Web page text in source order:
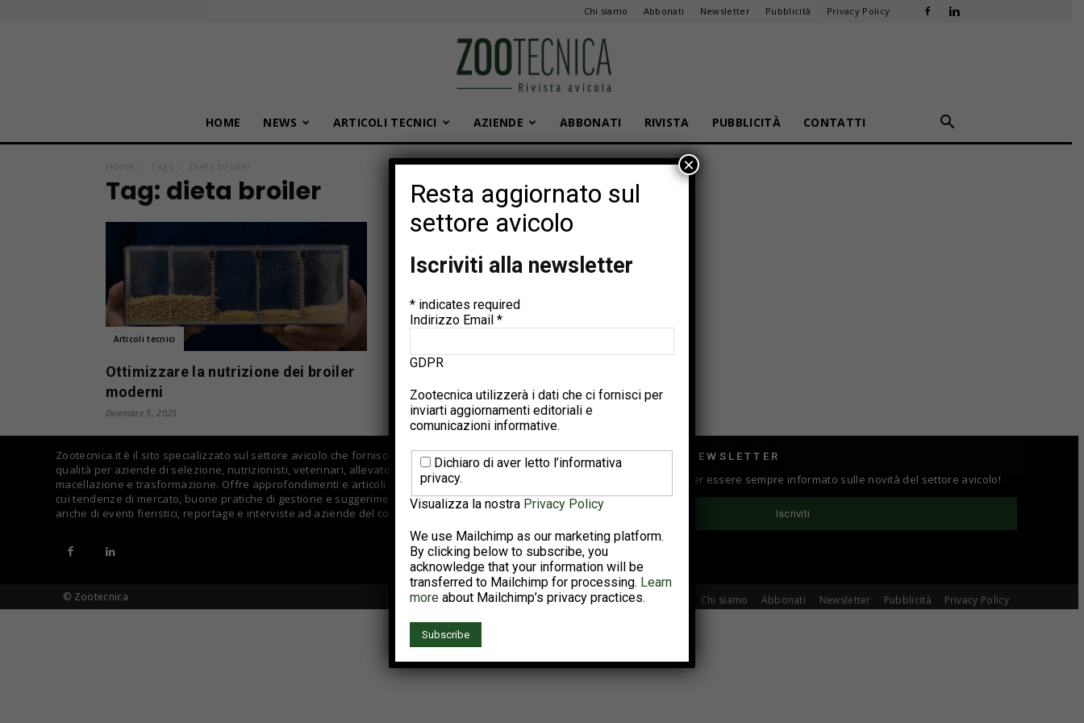
Chi siamo Abbonati Newsletter Pubblicità Privacy Policy
HOME NEWS ARTICOLI TECNICI AZIENDE ABBONATI RIVISTA PUBBLICITÀ CONTATTI
Home Tags Dieta broiler
Tag: dieta broiler
Articoli tecnici
Ottimizzare la nutrizione dei broiler
moderni
Dicembre 5, 2025
Orzo pellettato nelle diete starter per
polli
Luglio 1, 2022
Zootecnica.it è il sito specializzato sul settore avicolo che fornisce informazioni di
qualità per aziende di selezione, nutrizionisti, veterinari, allevatori e centri di
macellazione e trasformazione. Offre approfondimenti e articoli su vari argomenti fra
cui tendenze di mercato, buone pratiche di gestione e suggerimenti tecnici; si occupa
anche di eventi fieristici, reportage e interviste ad aziende del comparto.
ISCRIVITI ALLA NEWSLETTER
Iscriviti alla newsletter per essere sempre informato sulle novità del settore avicolo!
Iscriviti
© Zootecnica Chi siamo Abbonati Newsletter Pubblicità Privacy Policy
Resta aggiornato sul
settore avicolo
Iscriviti alla newsletter
* indicates required
Indirizzo Email *
GDPR
Zootecnica utilizzerà i dati che ci fornisci per
inviarti aggiornamenti editoriali e
comunicazioni informative.
Dichiaro di aver letto l’informativa
privacy.
Visualizza la nostra Privacy Policy
We use Mailchimp as our marketing platform.
By clicking below to subscribe, you
acknowledge that your information will be
transferred to Mailchimp for processing. Learn
more about Mailchimp’s privacy practices.
×